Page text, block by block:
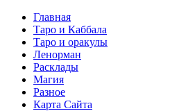
Главная
Таро и Каббала
Таро и оракулы
Ленорман
Расклады
Магия
Разное
Карта Сайта